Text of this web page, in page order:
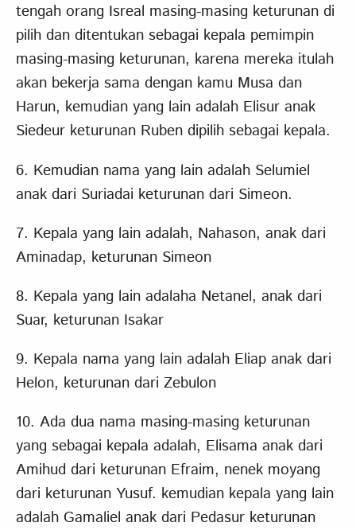
tengah orang Isreal masing-masing keturunan di
pilih dan ditentukan sebagai kepala pemimpin
masing-masing keturunan, karena mereka itulah
akan bekerja sama dengan kamu Musa dan
Harun, kemudian yang lain adalah Elisur anak
Siedeur keturunan Ruben dipilih sebagai kepala.
6. Kemudian nama yang lain adalah Selumiel
anak dari Suriadai keturunan dari Simeon.
7. Kepala yang lain adalah, Nahason, anak dari
Aminadap, keturunan Simeon
8. Kepala yang lain adalaha Netanel, anak dari
Suar, keturunan Isakar
9. Kepala nama yang lain adalah Eliap anak dari
Helon, keturunan dari Zebulon
10. Ada dua nama masing-masing keturunan
yang sebagai kepala adalah, Elisama anak dari
Amihud dari keturunan Efraim, nenek moyang
dari keturunan Yusuf. kemudian kepala yang lain
adalah Gamaliel anak dari Pedasur keturunan